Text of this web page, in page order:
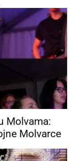
Molvama:
Molvarce